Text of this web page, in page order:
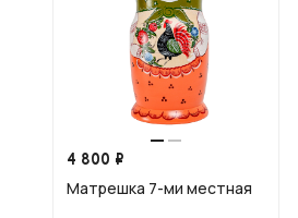
4 800 ₽
Матрешка 7-ми местная